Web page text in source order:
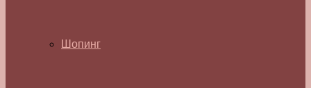
Шопинг